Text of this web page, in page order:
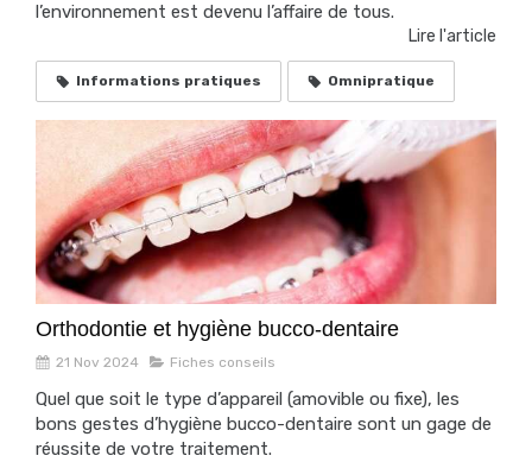
l’environnement est devenu l’affaire de tous.
Lire l'article
Informations pratiques Omnipratique
Orthodontie et hygiène bucco-dentaire
21 Nov 2024 Fiches conseils
Quel que soit le type d’appareil (amovible ou fixe), les
bons gestes d’hygiène bucco-dentaire sont un gage de
réussite de votre traitement.